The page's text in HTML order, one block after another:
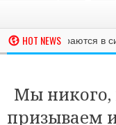
HOT NEWS
разбираются в
Мы никого,
призываем